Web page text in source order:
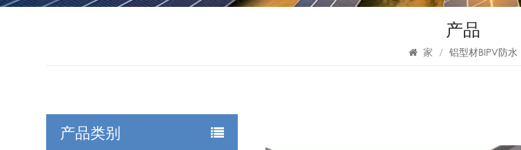
产品
家 / 铝型材BIPV防水
产品类别